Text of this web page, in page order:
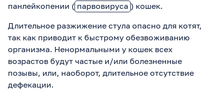
панлейкопении ( парвовируса ) кошек.
Длительное разжижение стула опасно для котят,
так как приводит к быстрому обезвоживанию
организма. Ненормальными у кошек всех
возрастов будут частые и/или болезненные
позывы, или, наоборот, длительное отсутствие
дефекации.